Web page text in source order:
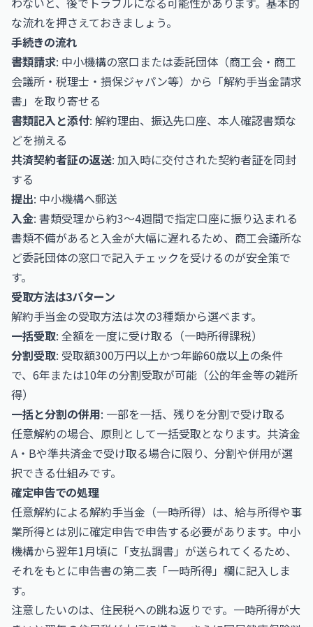
な流れを押さえておきましょう。
手続きの流れ
書類請求: 中小機構の窓口または委託団体（商工会・商工
会議所・税理士・損保ジャパン等）から「解約手当金請求
書」を取り寄せる
書類記入と添付: 解約理由、振込先口座、本人確認書類な
どを揃える
共済契約者証の返送: 加入時に交付された契約者証を同封
する
提出: 中小機構へ郵送
入金: 書類受理から約3〜4週間で指定口座に振り込まれる
書類不備があると入金が大幅に遅れるため、商工会議所な
ど委託団体の窓口で記入チェックを受けるのが安全策で
す。
受取方法は3パターン
解約手当金の受取方法は次の3種類から選べます。
一括受取: 全額を一度に受け取る（一時所得課税）
分割受取: 受取額300万円以上かつ年齢60歳以上の条件
で、6年または10年の分割受取が可能（公的年金等の雑所
得）
一括と分割の併用: 一部を一括、残りを分割で受け取る
任意解約の場合、原則として一括受取となります。共済金
A・Bや準共済金で受け取る場合に限り、分割や併用が選
択できる仕組みです。
確定申告での処理
任意解約による解約手当金（一時所得）は、給与所得や事
業所得とは別に確定申告で申告する必要があります。中小
機構から翌年1月頃に「支払調書」が送られてくるため、
それをもとに申告書の第二表「一時所得」欄に記入しま
す。
注意したいのは、住民税への跳ね返りです。一時所得が大